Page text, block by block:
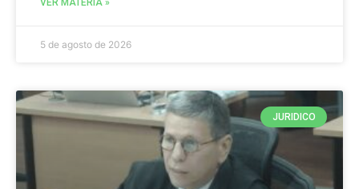
5 de agosto de 2026
JURIDICO